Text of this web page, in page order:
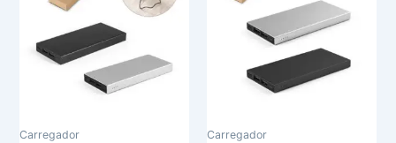
Carregador Carregador